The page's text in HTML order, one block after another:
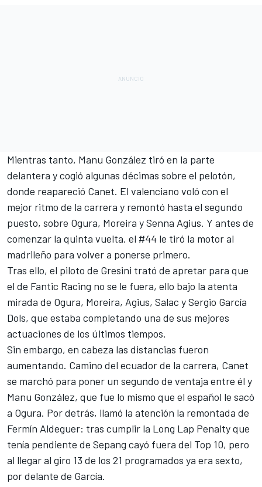
Mientras tanto, Manu González tiró en la parte
delantera y cogió algunas décimas sobre el pelotón,
donde reapareció Canet. El valenciano voló con el
mejor ritmo de la carrera y remontó hasta el segundo
puesto, sobre Ogura, Moreira ySenna Agius. Y antes de
comenzar la quinta vuelta, el #44 le tiró la motor al
madrileño para volver a ponerse primero.
Tras ello, el piloto de Gresini trató de apretar para que
el de Fantic Racing no se le fuera, ello bajo la atenta
mirada de Ogura, Moreira, Agius, Salac y Sergio García
Dols, que estaba completando una de sus mejores
actuaciones de los últimos tiempos.
Sin embargo, en cabeza las distancias fueron
aumentando. Camino del ecuador de la carrera, Canet
se marchó para poner un segundo de ventaja entre él y
Manu González, que fue lo mismo que el español le sacó
a Ogura. Por detrás, llamó la atención la remontada de
Fermín Aldeguer: tras cumplir la Long Lap Penalty que
tenía pendiente de Sepang cayó fuera del Top 10, pero
al llegar al giro 13 de los 21 programados ya era sexto,
por delante de García.